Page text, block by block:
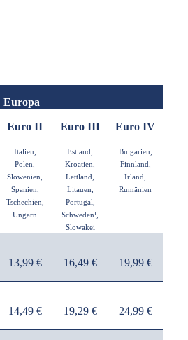
Europa
Euro II Euro III Euro IV
Italien,
Polen,
Slowenien,
Spanien,
Tschechien,
Ungarn
Estland,
Kroatien,
Lettland,
Litauen,
Portugal,
Schweden¹,
Slowakei
Bulgarien,
Finnland,
Irland,
Rumänien
13,99 € 16,49 € 19,99 €
14,49 € 19,29 € 24,99 €